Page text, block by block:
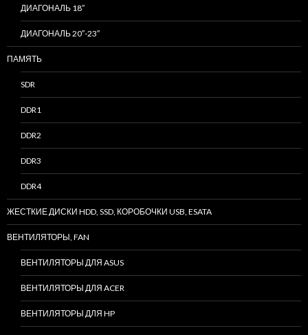
ДИАГОНАЛЬ 18″
ДИАГОНАЛЬ 20″-23″
ПАМЯТЬ
SDR
DDR1
DDR2
DDR3
DDR4
ЖЕСТКИЕ ДИСКИ HDD, SSD, КОРОБОЧКИ USB, ESATA
ВЕНТИЛЯТОРЫ, FAN
ВЕНТИЛЯТОРЫ ДЛЯ ASUS
ВЕНТИЛЯТОРЫ ДЛЯ ACER
ВЕНТИЛЯТОРЫ ДЛЯ HP